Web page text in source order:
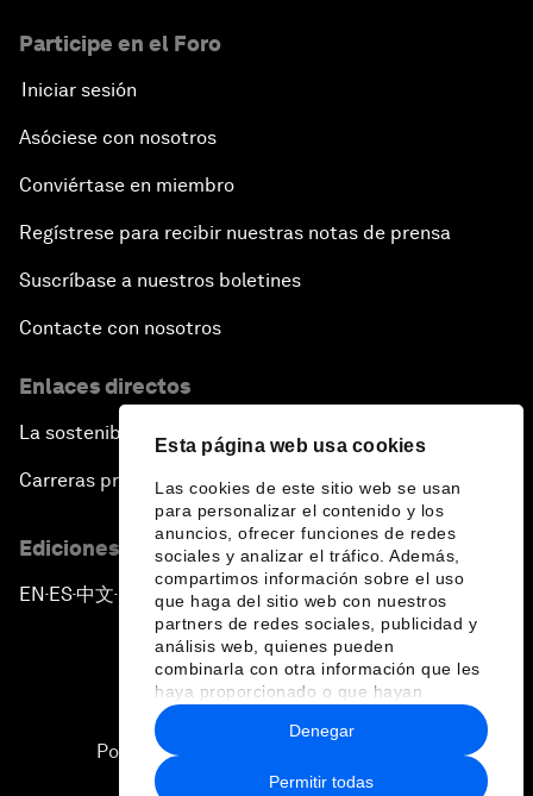
Esta página web usa cookies
Las cookies de este sitio web se usan
para personalizar el contenido y los
anuncios, ofrecer funciones de redes
sociales y analizar el tráfico. Además,
compartimos información sobre el uso
que haga del sitio web con nuestros
partners de redes sociales, publicidad y
análisis web, quienes pueden
combinarla con otra información que les
haya proporcionado o que hayan
recopilado a partir del uso que haya
hecho de sus servicios.
Permitir todas
Denegar
Participe en el Foro
Iniciar sesión
Asóciese con nosotros
Conviértase en miembro
Regístrese para recibir nuestras notas de prensa
Suscríbase a nuestros boletines
Contacte con nosotros
Enlaces directos
La sostenibilidad en el Foro
Carreras profesionales
Ediciones en otros idiomas
EN ▪ ES▪中文▪ 日本語
Política de privacidad y normas de uso